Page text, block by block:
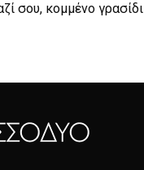
σου, κομμένο γρασίδι